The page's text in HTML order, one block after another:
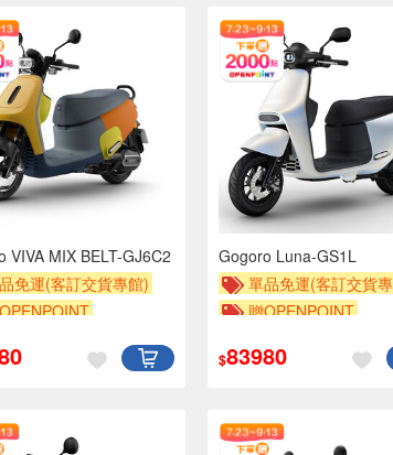
VIVA MIX BELT-GJ6C2
免運(客訂交貨專館)
Gogoro Luna-GS1L
單品免運(客訂交貨
贈OPENPOINT
$83980